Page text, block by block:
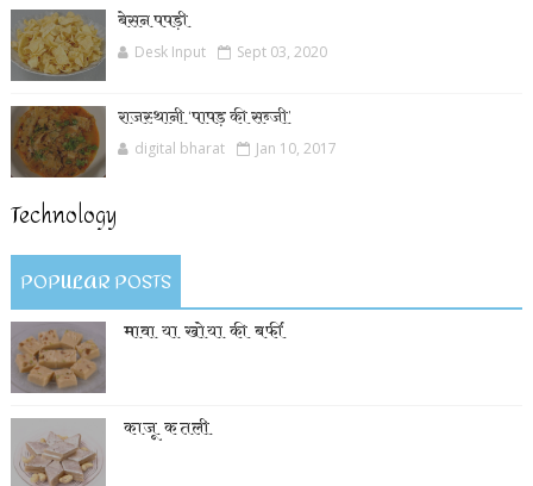
बेसन पपड़ी
Desk Input Sept 03, 2020
राजस्थानी ‘पापड़ की सब्जी’
digital bharat Jan 10, 2017
Technology
POPULAR POSTS
मावा या खोया की बर्फी
काजू कतली